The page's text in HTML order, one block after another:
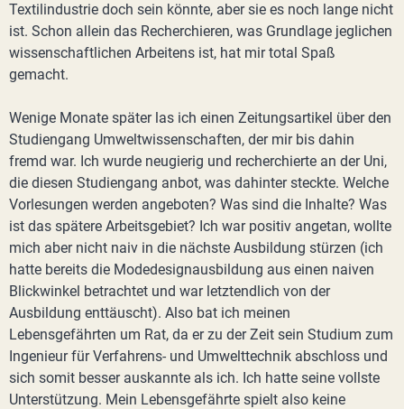
Textilindustrie doch sein könnte, aber sie es noch lange nicht
ist. Schon allein das Recherchieren, was Grundlage jeglichen
wissenschaftlichen Arbeitens ist, hat mir total Spaß
gemacht.
Wenige Monate später las ich einen Zeitungsartikel über den
Studiengang Umweltwissenschaften, der mir bis dahin
fremd war. Ich wurde neugierig und recherchierte an der Uni,
die diesen Studiengang anbot, was dahinter steckte. Welche
Vorlesungen werden angeboten? Was sind die Inhalte? Was
ist das spätere Arbeitsgebiet? Ich war positiv angetan, wollte
mich aber nicht naiv in die nächste Ausbildung stürzen (ich
hatte bereits die Modedesignausbildung aus einen naiven
Blickwinkel betrachtet und war letztendlich von der
Ausbildung enttäuscht). Also bat ich meinen
Lebensgefährten um Rat, da er zu der Zeit sein Studium zum
Ingenieur für Verfahrens- und Umwelttechnik abschloss und
sich somit besser auskannte als ich. Ich hatte seine vollste
Unterstützung. Mein Lebensgefährte spielt also keine